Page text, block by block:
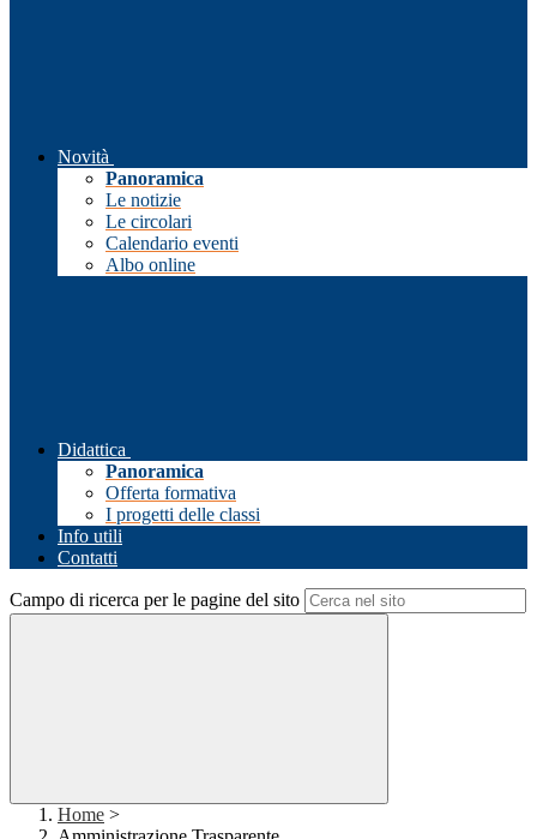
Novità
Panoramica
Le notizie
Le circolari
Calendario eventi
Albo online
Didattica
Panoramica
Offerta formativa
I progetti delle classi
Info utili
Contatti
Campo di ricerca per le pagine del sito
Home >